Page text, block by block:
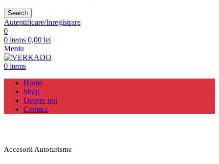
Search
Autentificare/Inregistrare
0
0 items 0,00 lei
Meniu
0 items
Home
Shop
Despre noi
Contact
Accesorii Autoturisme